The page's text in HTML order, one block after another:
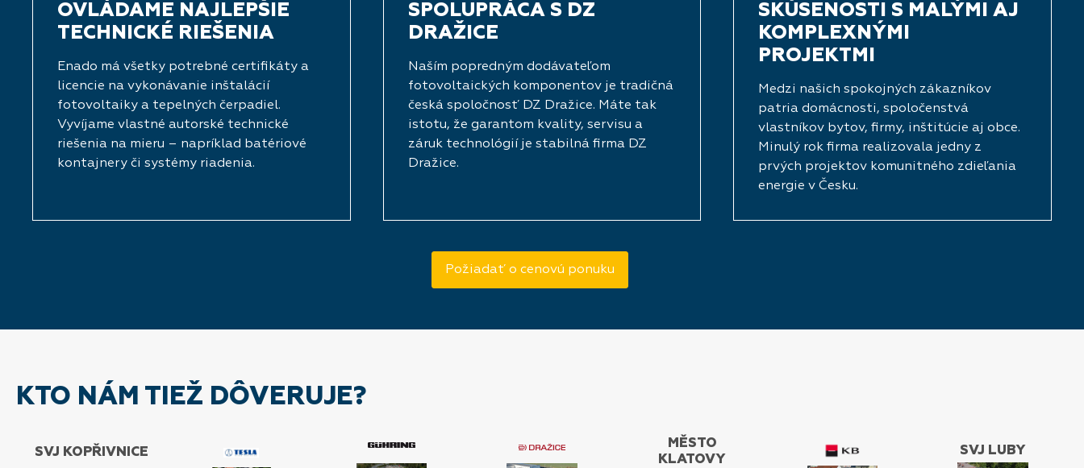
OVLÁDAME NAJLEPŠIE
TECHNICKÉ RIEŠENIA
Enado má všetky potrebné certifikáty a
licencie na vykonávanie inštalácií
fotovoltaiky a tepelných čerpadiel.
Vyvíjame vlastné autorské technické
riešenia na mieru – napríklad batériové
kontajnery či systémy riadenia.
SPOLUPRÁCA S DZ
DRAŽICE
Naším popredným dodávateľom
fotovoltaických komponentov je tradičná
česká spoločnosť DZ Dražice. Máte tak
istotu, že garantom kvality, servisu a
záruk technológií je stabilná firma DZ
Dražice.
SKÚSENOSTI S MALÝMI AJ
KOMPLEXNÝMI
PROJEKTMI
Medzi našich spokojných zákazníkov
patria domácnosti, spoločenstvá
vlastníkov bytov, firmy, inštitúcie aj obce.
Minulý rok firma realizovala jedny z
prvých projektov komunitného zdieľania
energie v Česku.
Požiadať o cenovú ponuku
KTO NÁM TIEŽ DÔVERUJE?
SVJ KOPŘIVNICE
MĚSTO
KLATOVY
SVJ LUBY